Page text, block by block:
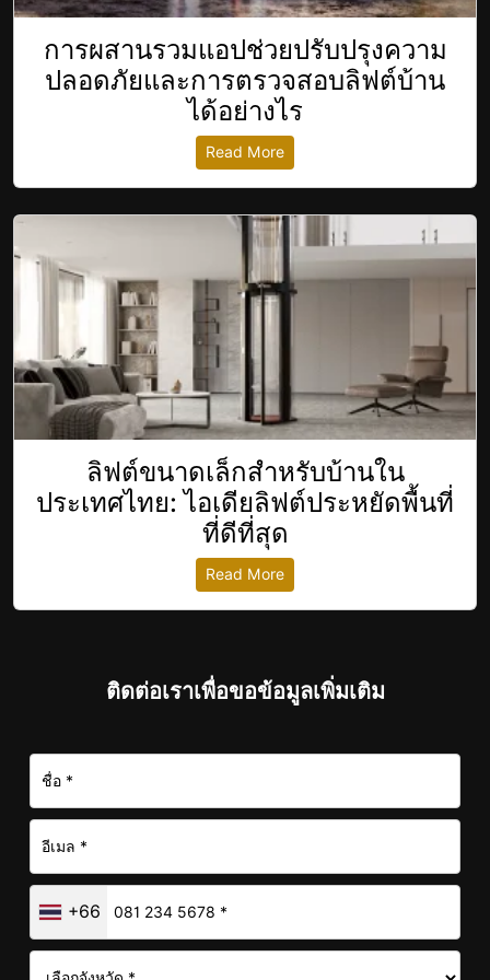
การผสานรวมแอปช่วยปรับปรุงความ
ปลอดภัยและการตรวจสอบลิฟต์บ้าน
ได้อย่างไร
Read More
ลิฟต์ขนาดเล็กสำหรับบ้านใน
ประเทศไทย: ไอเดียลิฟต์ประหยัดพื้นที่
ที่ดีที่สุด
Read More
ติดต่อเราเพื่อขอข้อมูลเพิ่มเติม
+66